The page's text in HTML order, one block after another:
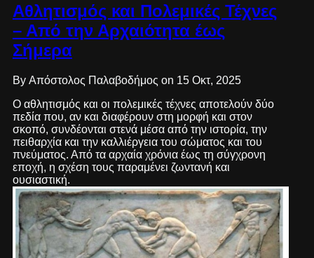
Αθλητισμός και Πολεμικές Τέχνες
– Από την Αρχαιότητα έως
Σήμερα
By Απόστολος Παλαβοδήμος on 15 Οκτ, 2025
Ο αθλητισμός και οι πολεμικές τέχνες αποτελούν δύο
πεδία που, αν και διαφέρουν στη μορφή και στον
σκοπό, συνδέονται στενά μέσα από την ιστορία, την
πειθαρχία και την καλλιέργεια του σώματος και του
πνεύματος. Από τα αρχαία χρόνια έως τη σύγχρονη
εποχή, η σχέση τους παραμένει ζωντανή και
ουσιαστική.